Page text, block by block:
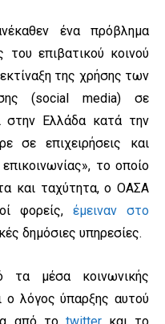
ένα πρόβλημα
του επιβατικού κοινού
της χρήσης των
(social media) σε
στην Ελλάδα κατά την
σε επιχειρήσεις και
το οποίο
και ταχύτητα, ο ΟΑΣΑ
φορείς, έμειναν στο
δημόσιες υπηρεσίες.
μέσα κοινωνικής
λόγος ύπαρξης αυτού